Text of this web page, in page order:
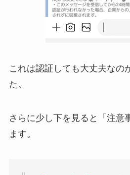
これは認証しても大丈夫なの
た。
さらに少し下を見ると「注意
ます。